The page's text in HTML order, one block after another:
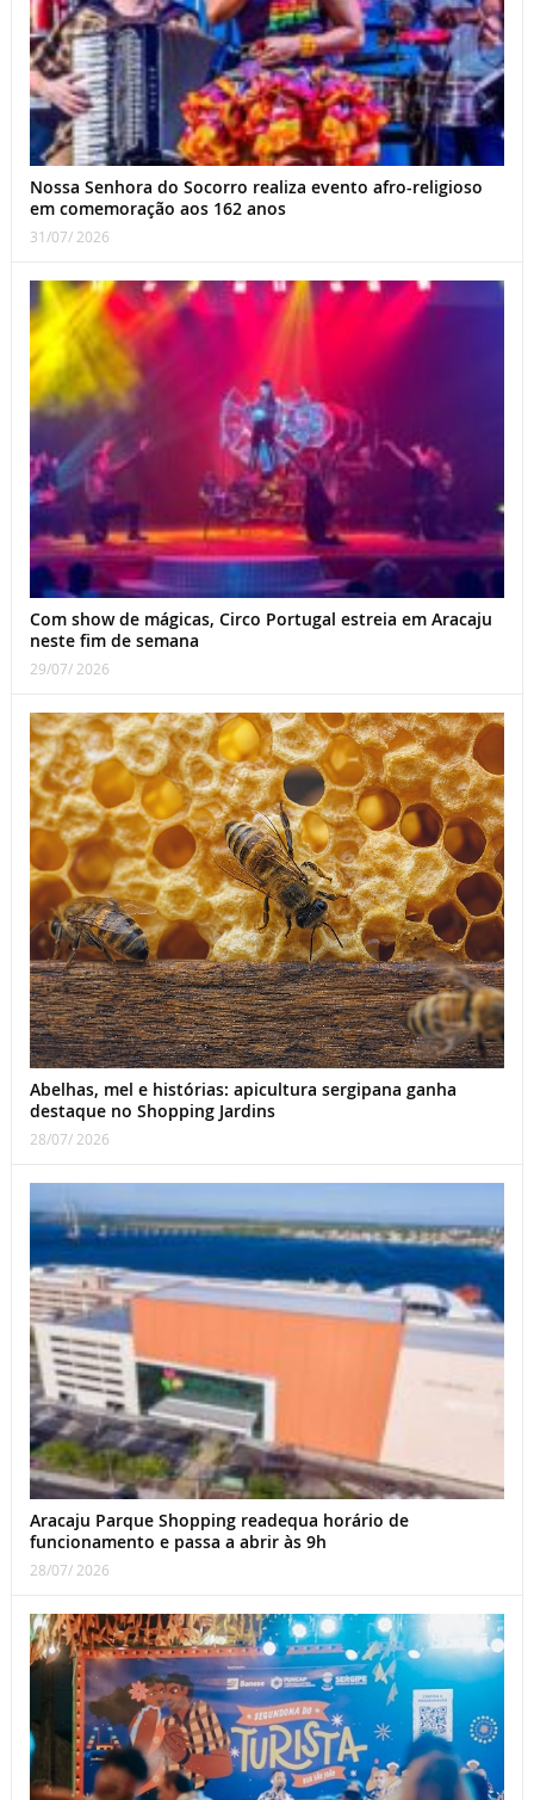
Nossa Senhora do Socorro realiza evento afro-religioso
em comemoração aos 162 anos
31/07/ 2026
Com show de mágicas, Circo Portugal estreia em Aracaju
neste fim de semana
29/07/ 2026
Abelhas, mel e histórias: apicultura sergipana ganha
destaque no Shopping Jardins
28/07/ 2026
Aracaju Parque Shopping readequa horário de
funcionamento e passa a abrir às 9h
28/07/ 2026